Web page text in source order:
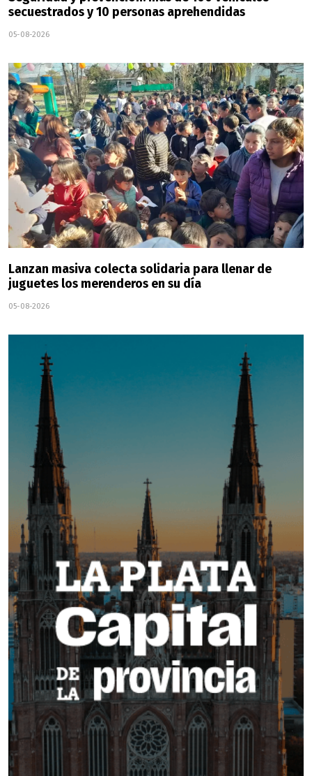
secuestrados y 10 personas aprehendidas
05-08-2026
Lanzan masiva colecta solidaria para llenar de
juguetes los merenderos en su día
05-08-2026